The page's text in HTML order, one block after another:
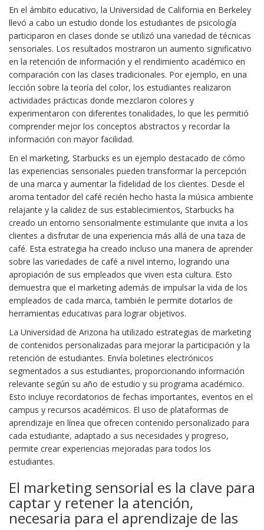
En el ámbito educativo, la Universidad de California en Berkeley
llevó a cabo un estudio donde los estudiantes de psicología
participaron en clases donde se utilizó una variedad de técnicas
sensoriales. Los resultados mostraron un aumento significativo
en la retención de información y el rendimiento académico en
comparación con las clases tradicionales. Por ejemplo, en una
lección sobre la teoría del color, los estudiantes realizaron
actividades prácticas donde mezclaron colores y
experimentaron con diferentes tonalidades, lo que les permitió
comprender mejor los conceptos abstractos y recordar la
información con mayor facilidad.
En el marketing, Starbucks es un ejemplo destacado de cómo
las experiencias sensoriales pueden transformar la percepción
de una marca y aumentar la fidelidad de los clientes. Desde el
aroma tentador del café recién hecho hasta la música ambiente
relajante y la calidez de sus establecimientos, Starbucks ha
creado un entorno sensorialmente estimulante que invita a los
clientes a disfrutar de una experiencia más allá de una taza de
café. Esta estrategia ha creado incluso una manera de aprender
sobre las variedades de café a nivel interno, logrando una
apropiación de sus empleados que viven esta cultura. Esto
demuestra que el marketing además de impulsar la vida de los
empleados de cada marca, también le permite dotarlos de
herramientas educativas para lograr objetivos.
La Universidad de Arizona ha utilizado estrategias de marketing
de contenidos personalizadas para mejorar la participación y la
retención de estudiantes. Envía boletines electrónicos
segmentados a sus estudiantes, proporcionando información
relevante según su año de estudio y su programa académico.
Esto incluye recordatorios de fechas importantes, eventos en el
campus y recursos académicos. El uso de plataformas de
aprendizaje en línea que ofrecen contenido personalizado para
cada estudiante, adaptado a sus necesidades y progreso,
permite crear experiencias mejoradas para todos los
estudiantes.
El marketing sensorial es la clave para
captar y retener la atención,
necesaria para el aprendizaje de las